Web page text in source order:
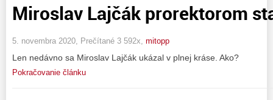
Miroslav Lajčák prorektorom
5. novembra 2020, Prečítané 3 592x, mitopp
Len nedávno sa Miroslav Lajčák ukázal v plnej kráse. Ako?
Pokračovanie článku